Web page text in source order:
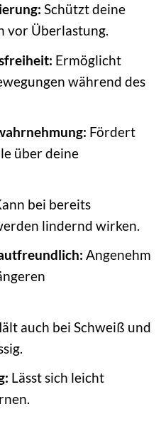
Schützt deine
vor Überlastung.
Ermöglicht
während des
Fördert
über deine
bei bereits
lindernd wirken.
Angenehm
auch bei Schweiß und
Lässt sich leicht